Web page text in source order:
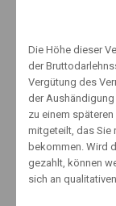
Related
Behagliches
Die Höhe dieser
der
Vergütung des
der
zu einem
mitgeteilt, das Sie
bekommen. Wird
gezahlt, können
sich an